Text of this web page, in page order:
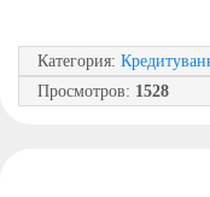
Категория:
Просмотров: 1528